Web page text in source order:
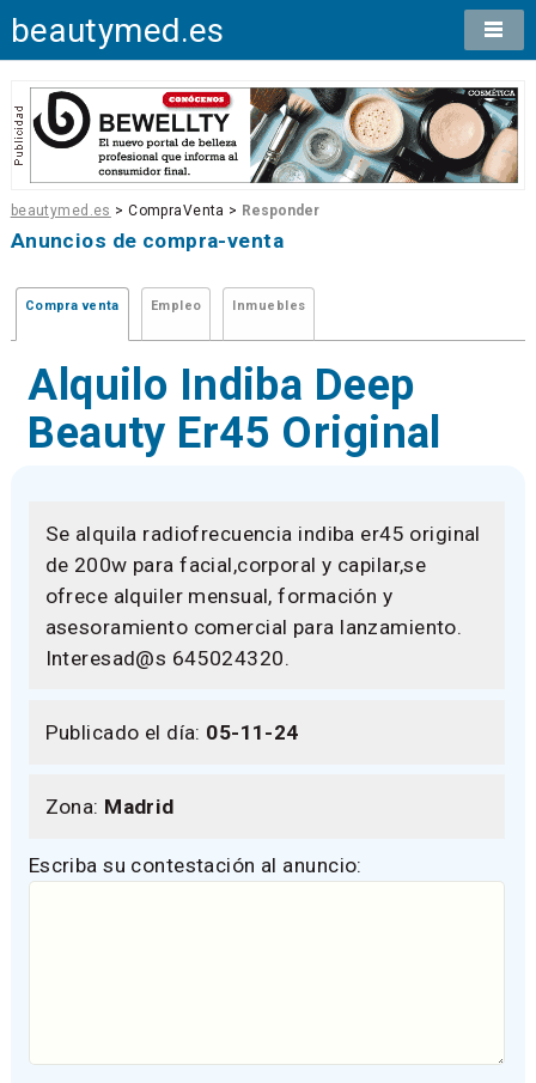
beautymed.es
beautymed.es > CompraVenta > Responder
Anuncios de compra-venta
Compra venta Empleo Inmuebles
Alquilo Indiba Deep
Beauty Er45 Original
Se alquila radiofrecuencia indiba er45 original
de 200w para facial,corporal y capilar,se
ofrece alquiler mensual, formación y
asesoramiento comercial para lanzamiento.
Interesad@s 645024320.
Publicado el día: 05-11-24
Zona: Madrid
Escriba su contestación al anuncio: